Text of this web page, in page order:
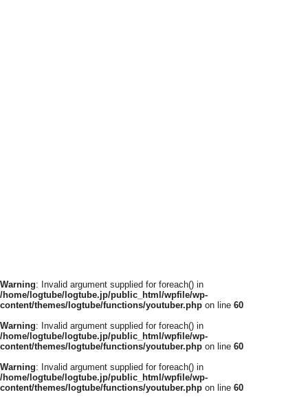
Warning: Invalid argument supplied for foreach() in
/home/logtube/logtube.jp/public_html/wpfile/wp-
content/themes/logtube/functions/youtuber.php on line 60
Warning: Invalid argument supplied for foreach() in
/home/logtube/logtube.jp/public_html/wpfile/wp-
content/themes/logtube/functions/youtuber.php on line 60
Warning: Invalid argument supplied for foreach() in
/home/logtube/logtube.jp/public_html/wpfile/wp-
content/themes/logtube/functions/youtuber.php on line 60